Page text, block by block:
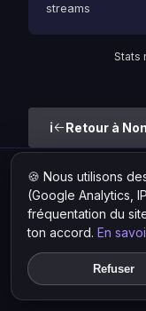
streams
Stats
Retour à
Hit Lokal·L'actu
© 2026 — Tous
cookies
🍪 Nous utilisons
(Google Analytics,
fréquentation du
ton accord. En
Refuser